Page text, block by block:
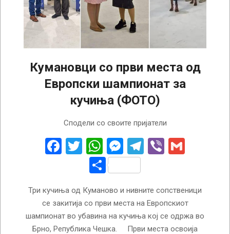
Кумановци со први места од
Европски шампионат за
кучиња (ФОТО)
Сподели со своите пријатели
Facebook
Twitter
WhatsApp
Messenger
Telegram
Viber
Share
Три кучиња од Куманово и нивните сопственици
се закитија со први места на Европскиот
шампионат во убавина на кучиња кој се одржа во
Брно, Република Чешка. Први места освоија